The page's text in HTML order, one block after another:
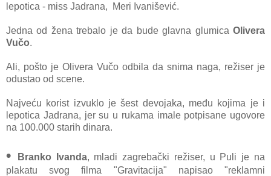
lepotica - miss Jadrana, Meri Ivanišević.
Jedna od žena trebalo je da bude glavna glumica Olivera
Vučo.
Ali, pošto je Olivera Vučo odbila da snima naga, režiser je
odustao od scene.
Najveću korist izvuklo je šest devojaka, među kojima je i
lepotica Jadrana, jer su u rukama imale potpisane ugovore
na 100.000 starih dinara.
• Branko Ivanda, mladi zagrebački režiser, u Puli je na
plakatu svog filma "Gravitacija" napisao "reklamni